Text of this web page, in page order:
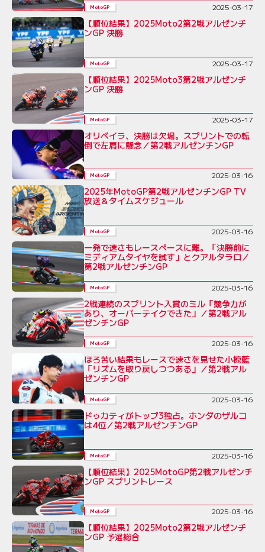
MotoGP 2025-03-17
【順位結果】2025Moto2第2戦アルゼンチ
ンGP 決勝
MotoGP 2025-03-17
【順位結果】2025Moto3第2戦アルゼンチ
ンGP 決勝
MotoGP 2025-03-17
オリベイラ、決勝は欠場。スプリントでの転
倒で左肩に懸念／第2戦アルゼンチンGP
MotoGP 2025-03-16
2025年MotoGP第2戦アルゼンチンGP TV
放送＆タイムスケジュール
MotoGP 2025-03-16
一発で速さもレースペースに難。「決勝前に
ミディアムタイヤを試す」とクアルタラロ／
第2戦アルゼンチンGP
MotoGP 2025-03-16
2戦連続のスプリント入賞のミル「競争力が
あり、オーバーテイクできた」／第2戦アル
ゼンチンGP
MotoGP 2025-03-16
ほろ苦い結果もレースで速さを見せた小椋藍
「リズムを取り戻しつつある」／第2戦アル
ゼンチンGP
MotoGP 2025-03-16
ドゥカティがトップ3独占。ホンダのザルコ
は4位／第2戦アルゼンチンGP
MotoGP 2025-03-16
【順位結果】2025MotoGP第2戦アルゼンチ
ンGP スプリントレース
MotoGP 2025-03-16
【順位結果】2025Moto2第2戦アルゼンチ
ンGP 予選総合